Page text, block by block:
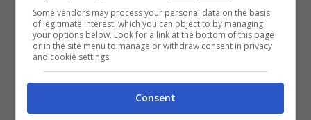
Un rapporto incrinato, ribadito, sebbene in
Some vendors may process your personal data on the basis
of legitimate interest, which you can object to by managing
your options below. Look for a link at the bottom of this page
or in the site menu to manage or withdraw consent in privacy
and cookie settings.
Consent